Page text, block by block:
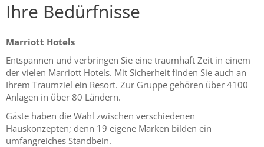
Ihre Bedürfnisse
Marriott Hotels
Entspannen und verbringen Sie eine traumhaft Zeit in einem
der vielen Marriott Hotels. Mit Sicherheit finden Sie auch an
Ihrem Traumziel ein Resort. Zur Gruppe gehören über 4100
Anlagen in über 80 Ländern.
Gäste haben die Wahl zwischen verschiedenen
Hauskonzepten; denn 19 eigene Marken bilden ein
umfangreiches Standbein.